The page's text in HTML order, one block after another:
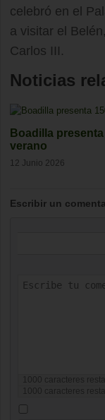
celebró en el
a visitar el
Carlos III.
Noticias
Boadilla
verano
12 Junio 2026
Escribir un
1000
caracteres
1000
caracteres